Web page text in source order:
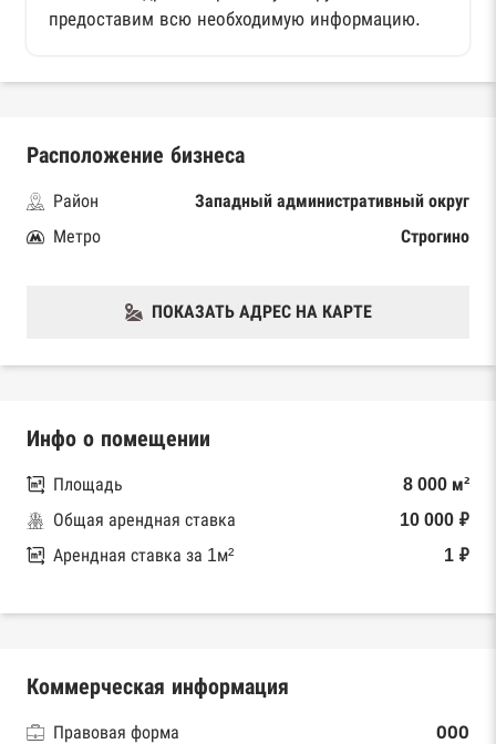
предоставим всю необходимую информацию.
Расположение бизнеса
Район
Западный административный округ
Метро
Строгино
ПОКАЗАТЬ АДРЕС НА КАРТЕ
Инфо о помещении
Площадь
8 000 м²
Общая арендная ставка
10 000 ₽
Арендная ставка за 1м²
1 ₽
Коммерческая информация
Правовая форма
ООО